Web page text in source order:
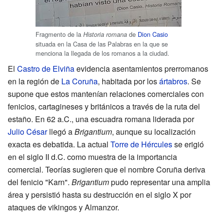
Fragmento de la Historia romana de Dion Casio
situada en la Casa de las Palabras en la que se
menciona la llegada de los romanos a la ciudad.
El Castro de Elviñaevidencia asentamientos prerromanos
en la región de La Coruña, habitada por losártabros. Se
supone que estos mantenían relaciones comerciales con
fenicios, cartagineses y británicos a través de la ruta del
estaño. En 62 a.C., una escuadra romana liderada por
Julio Césarllegó aBrigantium, aunque su localización
exacta es debatida. La actual Torre de Hérculesse erigió
en el siglo II d.C. como muestra de la importancia
comercial. Teorías sugieren que el nombre Coruña deriva
del fenicio "Karn". Brigantiumpudo representar una amplia
área y persistió hasta su destrucción en el siglo X por
ataques de vikingos y Almanzor.